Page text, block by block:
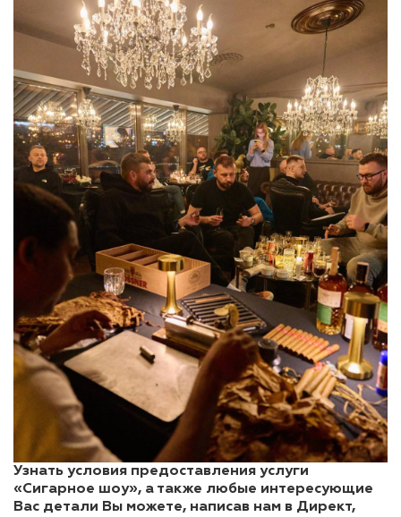
Узнать условия предоставления услуги
«Сигарное шоу», а также любые интересующие
Вас детали Вы можете, написав нам в Директ,